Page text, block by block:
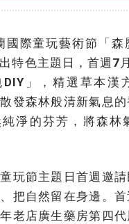
國際童玩藝術節「森
特色主題日，首週7
DIY」，精選草本漢
發森林般清新氣息
淨的芬芳，將森林
玩節主題日首週邀
把自然留在身邊。
老店廣生藥房第四